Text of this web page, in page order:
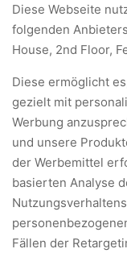
Diese Webseite
folgenden
House, 2nd Floor,
Diese ermöglicht
gezielt mit
Werbung
und unsere
der Werbemittel
basierten Analyse
Fällen der